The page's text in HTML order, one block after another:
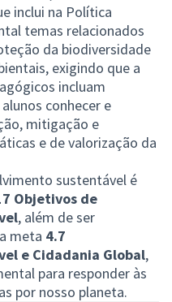
inclui na Política
temas relacionados
da biodiversidade
exigindo que a
incluam
conhecer e
mitigação e
e de valorização da
sustentável é
Objetivos de
, além de ser
meta 4.7
e Cidadania Global,
para responder às
por nosso planeta.